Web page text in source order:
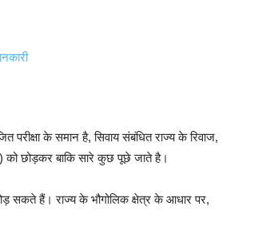
परीक्षा के समान है, सिवाय संबंधित राज्य के रिवाज,
छोड़कर बाकि सारे कुछ पूछे जाते है।
सकते हैं। राज्य के भौगोलिक क्षेत्र के आधार पर,